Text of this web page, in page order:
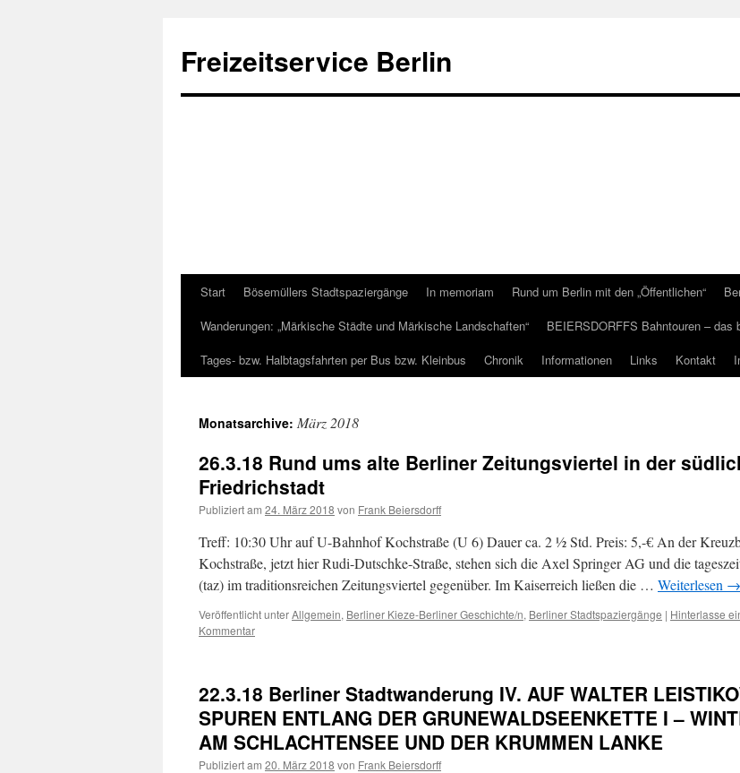
Freizeitservice Berlin
Start Bösemüllers Stadtspaziergänge In memoriam Rund um Berlin mit den „Öffentlichen“
Wanderungen: „Märkische Städte und Märkische Landschaften“
BEIERSDORFFS Bahntouren – das
Tages- bzw. Halbtagsfahrten per Bus bzw. Kleinbus
Chronik Informationen Links Kontakt
Monatsarchive: März 2018
26.3.18 Rund ums alte Berliner Zeitungsviertel in der
Friedrichstadt
Publiziert am 24. März 2018 von Frank Beiersdorff
Treff: 10:30 Uhr auf U-Bahnhof Kochstraße (U 6) Dauer ca. 2 ½ Std. Preis: 5,-€ An der
Kochstraße, jetzt hier Rudi-Dutschke-Straße, stehen sich die Axel Springer AG und die
(taz) im traditionsreichen Zeitungsviertel gegenüber. Im Kaiserreich ließen die … Weiterlesen →
Veröffentlicht unterAllgemein, Berliner Kieze-Berliner Geschichte/n, Berliner Stadtspaziergänge | Hinterlasse
Kommentar
22.3.18 Berliner Stadtwanderung IV. AUF WALTER
SPUREN ENTLANG DER GRUNEWALDSEENKETTE I –
AM SCHLACHTENSEE UND DER KRUMMEN LANKE
Publiziert am 20. März 2018 von Frank Beiersdorff